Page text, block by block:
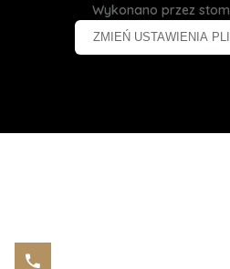
Wykonano przez
ZMIEŃ USTAWIENIA